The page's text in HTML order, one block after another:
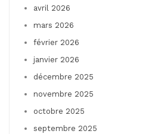
avril 2026
mars 2026
février 2026
janvier 2026
décembre 2025
novembre 2025
octobre 2025
septembre 2025